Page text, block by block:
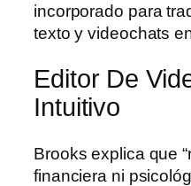
incorporado para
texto y videochats
Editor De
Intuitivo
Brooks explica que
financiera ni